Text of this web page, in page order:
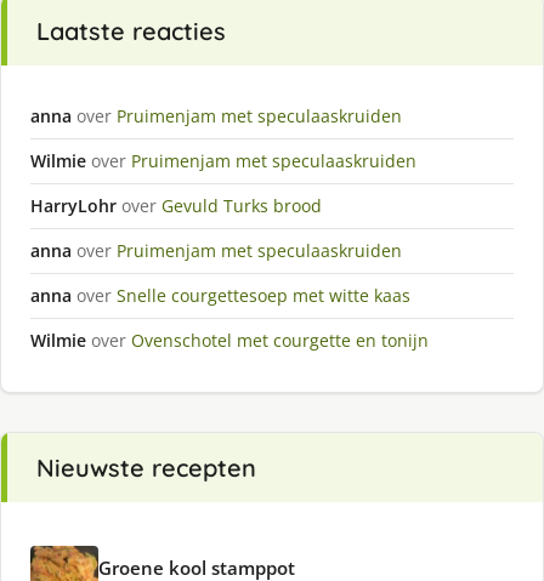
Laatste reacties
anna over Pruimenjam met speculaaskruiden
Wilmie over Pruimenjam met speculaaskruiden
HarryLohr over Gevuld Turks brood
anna over Pruimenjam met speculaaskruiden
anna over Snelle courgettesoep met witte kaas
Wilmie over Ovenschotel met courgette en tonijn
Nieuwste recepten
Groene kool stamppot